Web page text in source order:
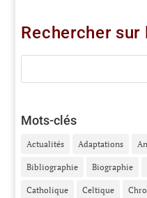
Rechercher sur
Mots-clés
Actualités Adaptations
Bibliographie Biographie
Catholique Celtique